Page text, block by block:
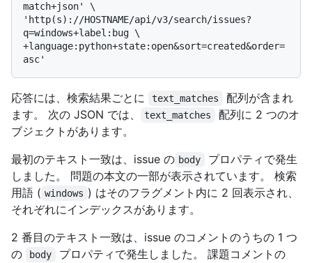
match+json' \
'http(s)://HOSTNAME/api/v3/search/issues?
q=windows+label:bug \
+language:python+state:open&sort=created&order=
応答には、検索結果ごとに text_matches
配列が含まれ
ます。 次の JSON では、
text_matches
配列に 2 つのオ
ブジェクトがあります。
最初のテキスト一致は、issue の body
プロパティで発生
しました。 問題の本文の一部が表示されています。 検索
用語 ( windows ) はそのフラグメント内に 2 回表示され、
それぞれにインデックスがあります。
2 番目のテキスト一致は、issue のコメントのうちの 1 つ
の
body
プロパティで発生しました。 課題コメントの